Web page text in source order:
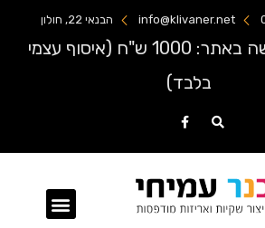
info@klivaner.net הבנאי 22, חולון
מינימום רכישה באתר: 1000 ש"ח (איסוף עצמי
בלבד)